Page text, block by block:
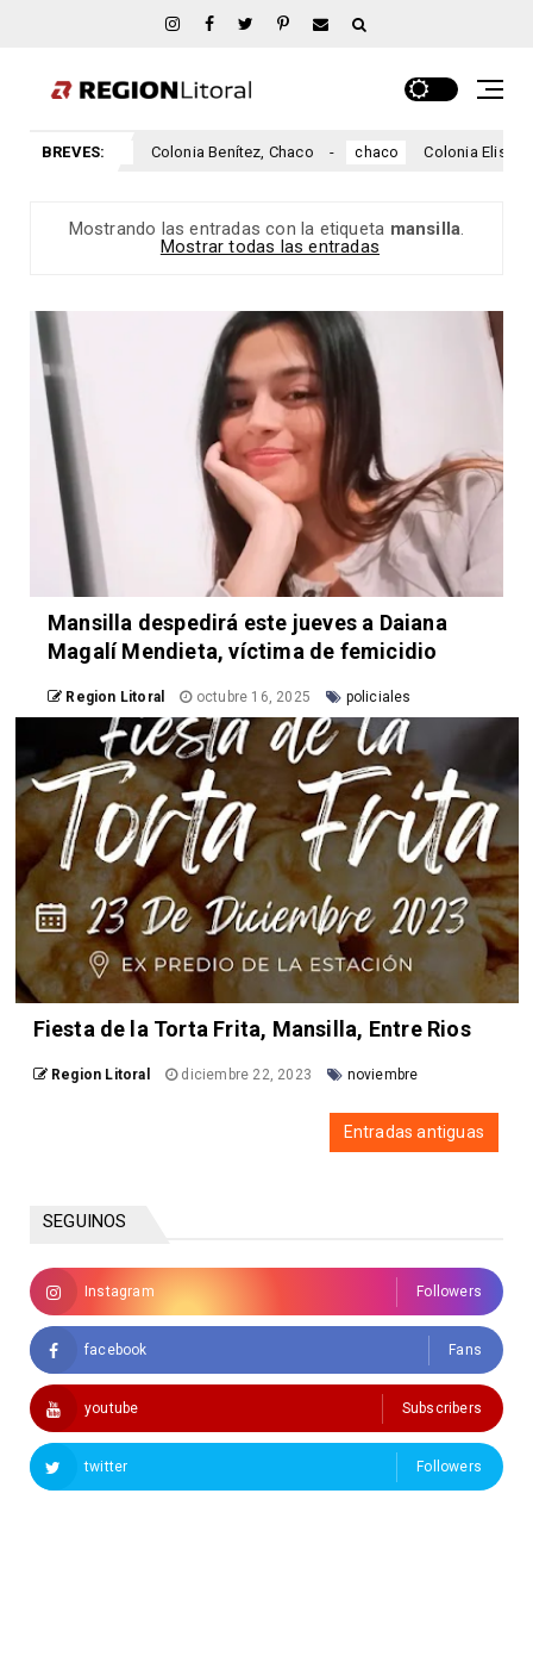
BREVES:
chaco Colonia Benítez, Chaco chaco Colonia Elisa,
Mostrando las entradas con la etiqueta mansilla.
Mostrar todas las entradas
Mansilla despedirá este jueves a Daiana
Magalí Mendieta, víctima de femicidio
Region Litoral octubre 16, 2025 policiales
Fiesta de la Torta Frita, Mansilla, Entre Rios
Region Litoral diciembre 22, 2023 noviembre
Entradas antiguas
SEGUINOS
Instagram Followers
facebook Fans
youtube Subscribers
twitter Followers